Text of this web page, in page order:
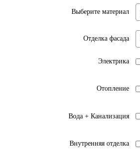
Выберите материал
Отделка фасада
Электрика
Отопление
Вода + Канализация
Внутренняя отделка